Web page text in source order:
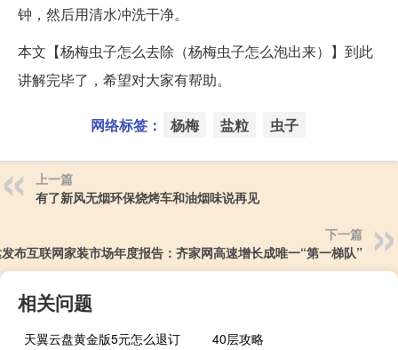
钟，然后用清水冲洗干净。
本文【杨梅虫子怎么去除（杨梅虫子怎么泡出来）】到此
讲解完毕了，希望对大家有帮助。
网络标签： 杨梅 盐粒 虫子
上一篇
有了新风无烟环保烧烤车和油烟味说再见
下一篇
布互联网家装市场年度报告：齐家网高速增长成唯一“第一梯队”
相关问题
天翼云盘黄金版5元怎么退订
40层攻略